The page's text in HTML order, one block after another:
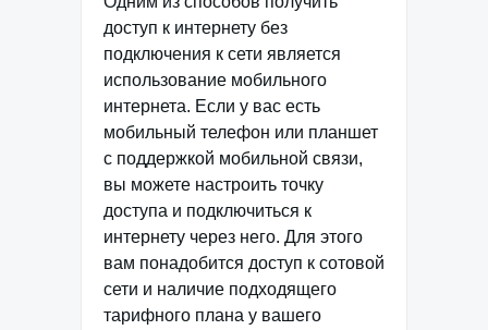
доступ к интернету без
подключения к сети является
использование мобильного
интернета. Если у вас есть
мобильный телефон или планшет
с поддержкой мобильной связи,
вы можете настроить точку
доступа и подключиться к
интернету через него. Для этого
вам понадобится доступ к сотовой
сети и наличие подходящего
тарифного плана у вашего